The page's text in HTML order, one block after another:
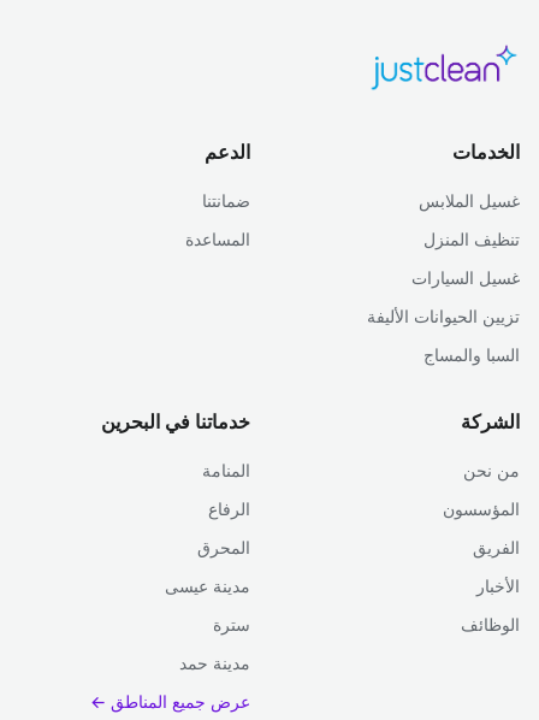
الخدمات
غسيل الملابس
تنظيف المنزل
غسيل السيارات
تزيين الحيوانات الأليفة
السبا والمساج
الدعم
ضمانتنا
المساعدة
الشركة
من نحن
المؤسسون
الفريق
الأخبار
الوظائف
خدماتنا في البحرين
المنامة
الرفاع
المحرق
مدينة عيسى
سترة
مدينة حمد
عرض جميع المناطق ←